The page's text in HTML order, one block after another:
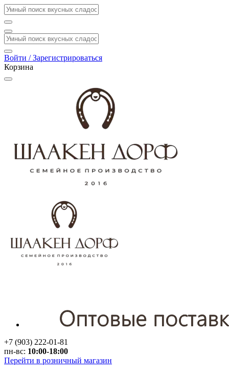
Войти / Зарегистрироваться
Корзина
+7 (903) 222-01-81
пн-вс: 10:00-18:00
Перейти в розничный магазин